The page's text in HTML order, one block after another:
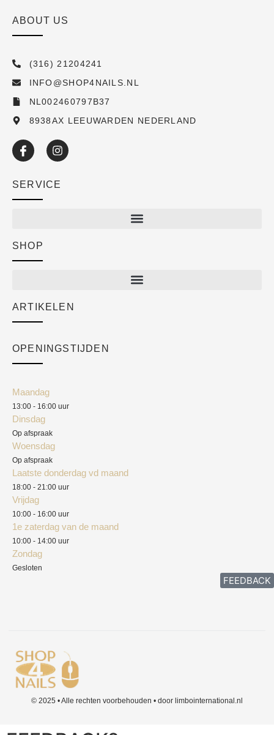
ABOUT US
(316) 21204241
INFO@SHOP4NAILS.NL
NL002460797B37
8938AX LEEUWARDEN NEDERLAND
SERVICE
Academy
SHOP
ARTIKELEN
OPENINGSTIJDEN
Maandag
13:00 - 16:00 uur
Dinsdag
Op afspraak
Woensdag
Op afspraak
Laatste donderdag vd maand
18:00 - 21:00 uur
Vrijdag
10:00 - 16:00 uur
1e zaterdag van de maand
10:00 - 14:00 uur
Zondag
Gesloten
© 2025 • Alle rechten voorbehouden • door limbointernational.nl
FEEDBACK